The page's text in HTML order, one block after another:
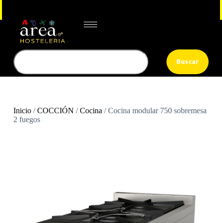
Buscar
Inicio/COCCIÓN /Cocina / Cocina modular 750 sobremesa
2 fuegos